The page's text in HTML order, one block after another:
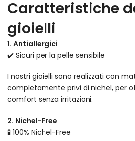
Caratteristiche
gioielli
1. Antiallergici
✔️ Sicuri per la pelle sensibile
I nostri gioielli sono realizzati con
completamente privi di nichel, per
comfort senza irritazioni.
2. Nichel-Free
🧪 100% Nichel-Free